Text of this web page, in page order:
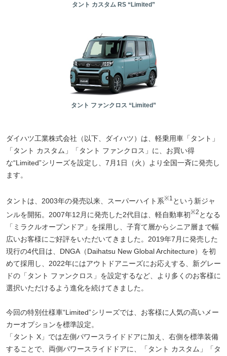
タント カスタム RS “Limited”
タント ファンクロス “Limited”
ダイハツ工業株式会社（以下、ダイハツ）は、軽乗用車「タント」
「タント カスタム」「タント ファンクロス」に、お買い得
な“Limited”シリーズを設定し、7月1日（火）より全国一斉に発売し
ます。
タントは、2003年の発売以来、スーパーハイト系※1 という新ジャ
ンルを開拓。2007年12月に発売した2代目は、軽自動車初※2 となる
「ミラクルオープンドア」を採用し、子育て層からシニア層まで幅
広いお客様にご好評をいただいてきました。2019年7月に発売した
現行の4代目は、DNGA（Daihatsu New Global Architecture）を初
めて採用し、2022年にはアウトドアニーズにお応えする、新グレー
ドの「タント ファンクロス」を設定するなど、より多くのお客様に
選択いただけるよう進化を続けてきました。
今回の特別仕様車“Limited”シリーズでは、お客様に人気の高いメー
カーオプションを標準設定。
「タント X」では左側パワースライドドアに加え、右側を標準装備
することで、両側パワースライドドアに、「タント カスタム」「タ